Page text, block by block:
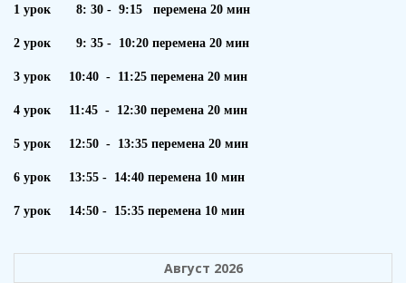
1 урок 8: 30 - 9:15 перемена 20 мин
2 урок 9: 35 - 10:20 перемена 20 мин
3 урок 10:40 - 11:25 перемена 20 мин
4 урок 11:45 - 12:30 перемена 20 мин
5 урок 12:50 - 13:35 перемена 20 мин
6 урок 13:55 - 14:40 перемена 10 мин
7 урок 14:50 - 15:35 перемена 10 мин
Август 2026